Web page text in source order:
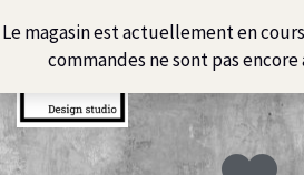
Le magasin est actuellement en
commandes ne sont pas encore
au
contenu